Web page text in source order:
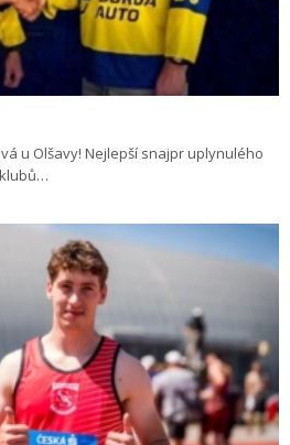
u Olšavy! Nejlepší snajpr uplynulého